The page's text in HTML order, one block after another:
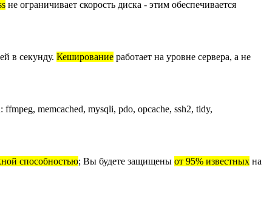
не ограничивает скорость диска - этим обеспечивается
в секунду. Кеширование работает на уровне сервера, а не
ffmpeg, memcached, mysqli, pdo, opcache, ssh2, tidy,
способностью; Вы будете защищены от 95% известных на